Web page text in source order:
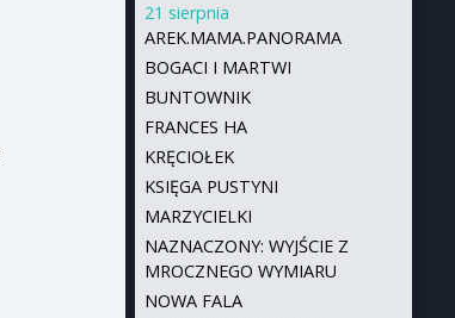
21 sierpnia
AREK.MAMA.PANORAMA
BOGACI I MARTWI
BUNTOWNIK
FRANCES HA
KRĘCIOŁEK
KSIĘGA PUSTYNI
MARZYCIELKI
NAZNACZONY: WYJŚCIE Z
MROCZNEGO WYMIARU
NOWA FALA